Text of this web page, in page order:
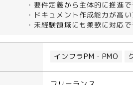
・要件定義から主体的に推進
・ドキュメント作成能力が高
・未経験領域にも柔軟に対応
インフラPM・PMO